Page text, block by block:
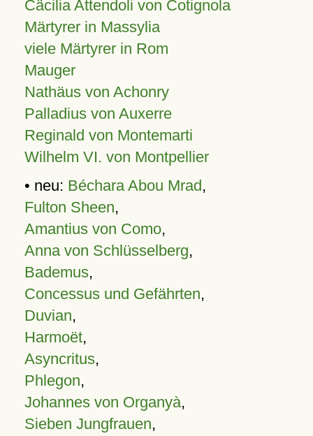
Cäcilia Attendoli von Cotignola
Märtyrer in Massylia
viele Märtyrer in Rom
Mauger
Nathäus von Achonry
Palladius von Auxerre
Reginald von Montemarti
Wilhelm VI. von Montpellier
• neu: Béchara Abou Mrad,
Fulton Sheen,
Amantius von Como,
Anna von Schlüsselberg,
Bademus,
Concessus und Gefährten,
Duvian,
Harmoët,
Asyncritus,
Phlegon,
Johannes von Organyà,
Sieben Jungfrauen,